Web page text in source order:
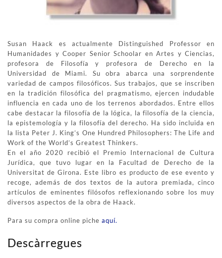
Susan Haack es actualmente Distinguished Professor en
Humanidades y Cooper Senior Schoolar en Artes y Ciencias,
profesora de Filosofía y profesora de Derecho en la
Universidad de Miami. Su obra abarca una sorprendente
variedad de campos filosóficos. Sus trabajos, que se inscriben
en la tradición filosófica del pragmatismo, ejercen indudable
influencia en cada uno de los terrenos abordados. Entre ellos
cabe destacar la filosofía de la lógica, la filosofía de la ciencia,
la epistemología y la filosofía del derecho. Ha sido incluida en
la lista Peter J. King’s One Hundred Philosophers: The Life and
Work of the World’s Greatest Thinkers.
En el año 2020 recibió el Premio Internacional de Cultura
Jurídica, que tuvo lugar en la Facultad de Derecho de la
Universitat de Girona. Este libro es producto de ese evento y
recoge, además de dos textos de la autora premiada, cinco
artículos de eminentes filósofos reflexionando sobre los muy
diversos aspectos de la obra de Haack.
Para su compra online piche aquí.
Descàrregues